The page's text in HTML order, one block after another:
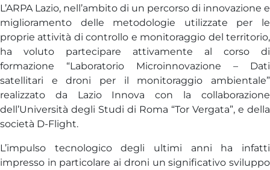
L’ARPA Lazio, nell’ambito di un percorso di innovazione e
miglioramento delle metodologie utilizzate per le
proprie attività di controllo e monitoraggio del territorio,
ha voluto partecipare attivamente al corso di
formazione “Laboratorio Microinnovazione – Dati
satellitari e droni per il monitoraggio ambientale”
realizzato da Lazio Innova con la collaborazione
dell’Università degli Studi di Roma “Tor Vergata”, e della
società D-Flight.
L’impulso tecnologico degli ultimi anni ha infatti
impresso in particolare ai droni un significativo sviluppo